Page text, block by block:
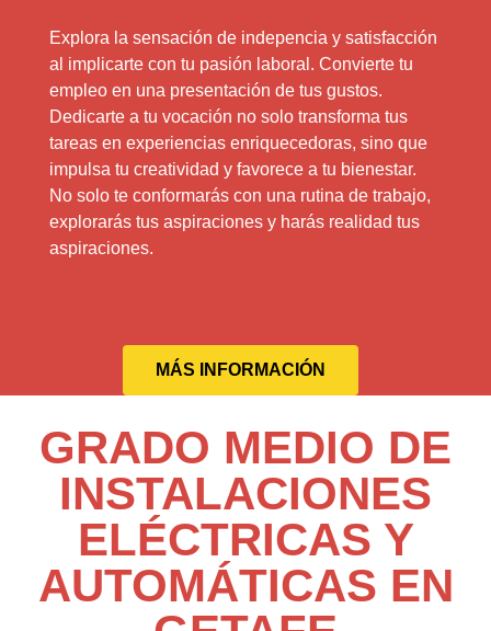
Explora la sensación de indepencia y satisfacción
al implicarte con tu pasión laboral. Convierte tu
empleo en una presentación de tus gustos.
Dedicarte a tu vocación no solo transforma tus
tareas en experiencias enriquecedoras, sino que
impulsa tu creatividad y favorece a tu bienestar.
No solo te conformarás con una rutina de trabajo,
explorarás tus aspiraciones y harás realidad tus
aspiraciones.
MÁS INFORMACIÓN
GRADO MEDIO DE
INSTALACIONES
ELÉCTRICAS Y
AUTOMÁTICAS EN